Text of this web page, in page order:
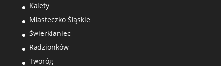
Kalety
Miasteczko Śląskie
Świerklaniec
Radzionków
Tworóg